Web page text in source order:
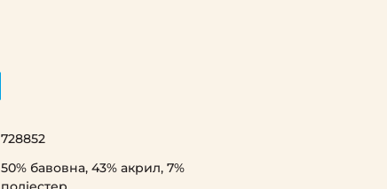
728852
50% бавовна, 43% акрил, 7%